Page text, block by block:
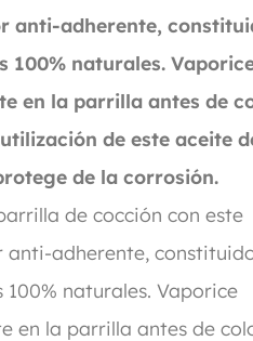
anti-adherente,
100% naturales.
en la parrilla antes de
de este aceite
de la corrosión.
de cocción con este
anti-adherente,
100% naturales. Vaporice
en la parrilla antes de